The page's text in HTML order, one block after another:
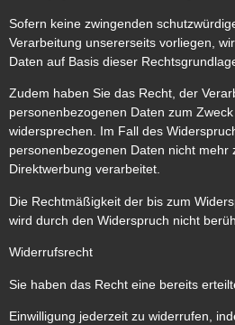
Sofern keine zwingenden
Verarbeitung unsererseits vorliegen,
Daten auf Basis dieser
Zudem haben Sie das Recht, der
personenbezogenen Daten zum
widersprechen. Im Fall des
personenbezogenen Daten nicht mehr
Direktwerbung verarbeitet.
Die Rechtmäßigkeit der bis zum
wird durch den Widerspruch nicht
Widerrufsrecht
Sie haben das Recht eine bereits
Einwilligung jederzeit zu widerrufen,